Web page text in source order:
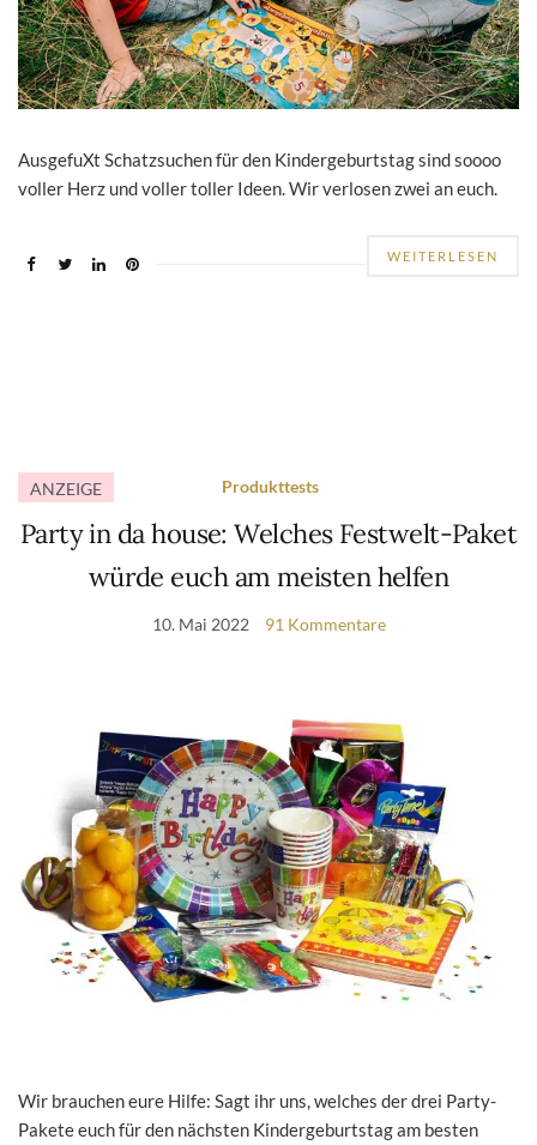
AusgefuXt Schatzsuchen für den Kindergeburtstag sind soooo
voller Herz und voller toller Ideen. Wir verlosen zwei an euch.
WEITERLESEN
ANZEIGE Produkttests
Party in da house: Welches Festwelt-Paket
würde euch am meisten helfen
10. Mai 2022 91 Kommentare
Wir brauchen eure Hilfe: Sagt ihr uns, welches der drei Party-
Pakete euch für den nächsten Kindergeburtstag am besten